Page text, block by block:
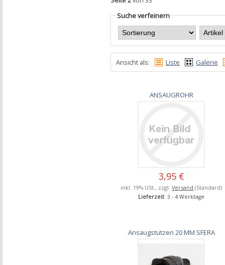
Suche verfeinern
Ansicht als: Liste Galerie
ANSAUGROHR
3,95 €
inkl. 19% USt., zzgl.Versand (Standard)
Lieferzeit: 3 - 4 Werktage
Ansaugstutzen 20 MM SFERA